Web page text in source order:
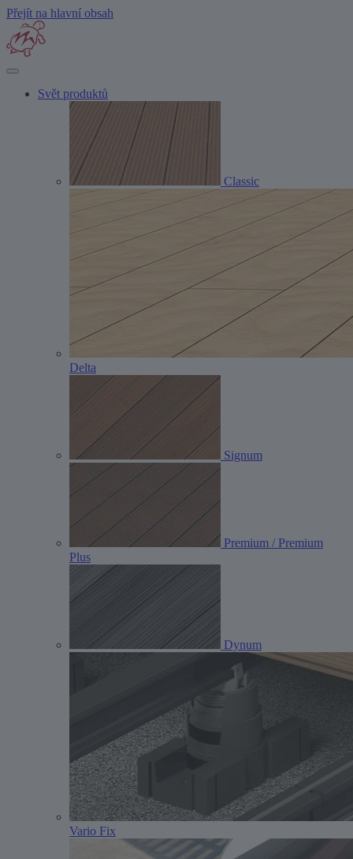
Přejít na hlavní obsah
Svět produktů
Classic
Delta
Signum
Premium / Premium
Plus
Dynum
Vario Fix